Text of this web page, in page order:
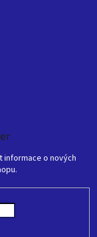
informace o nových